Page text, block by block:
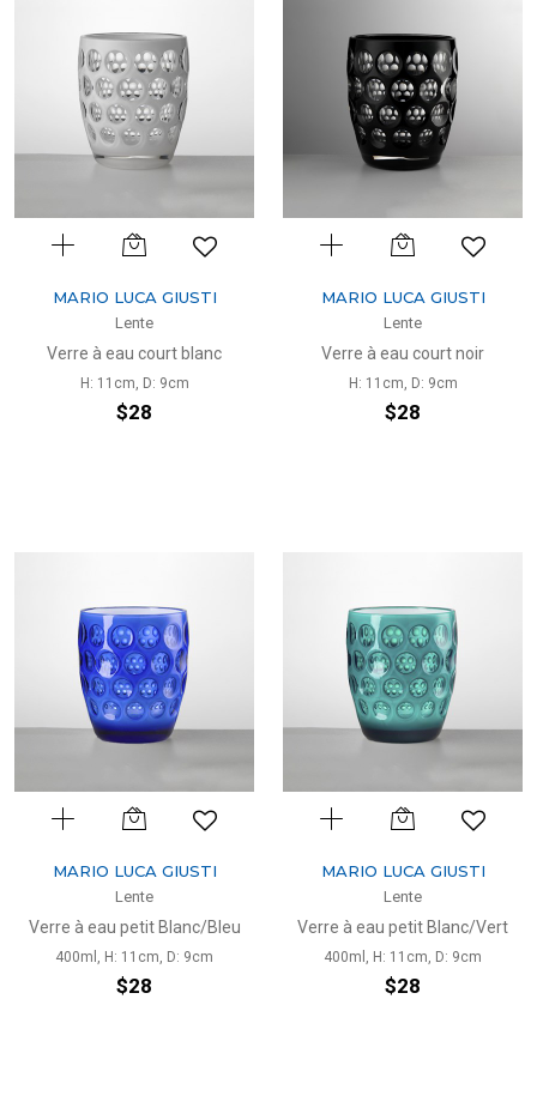
MARIO LUCA GIUSTI
Lente
Verre à eau court blanc
H: 11cm, D: 9cm
$28
MARIO LUCA GIUSTI
Lente
Verre à eau court noir
H: 11cm, D: 9cm
$28
MARIO LUCA GIUSTI
Lente
Verre à eau petit Blanc/Bleu
400ml, H: 11cm, D: 9cm
$28
MARIO LUCA GIUSTI
Lente
Verre à eau petit Blanc/Vert
400ml, H: 11cm, D: 9cm
$28